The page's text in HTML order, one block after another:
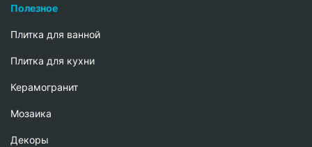
Полезное
Плитка для ванной
Плитка для кухни
Керамогранит
Мозаика
Декоры